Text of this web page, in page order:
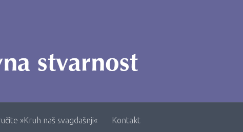
»Kruh naš svagdašnji« Kontakt